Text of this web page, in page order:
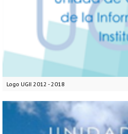
Logo UGII 2012 - 2018